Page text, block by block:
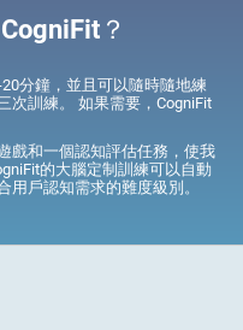
？
分鐘，並且可以隨時隨地練
次訓練。 如果需要，CogniFit
戲和一個認知評估任務，使我
的大腦定制訓練可以自動
用戶認知需求的難度級別。